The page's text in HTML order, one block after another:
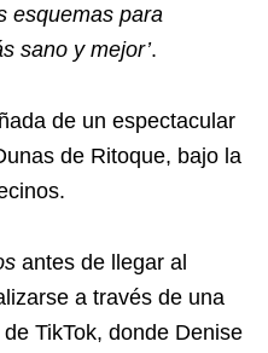
esquemas para
sano y mejor’.
de un espectacular
de Ritoque, bajo la
antes de llegar al
a través de una
TikTok, donde Denise